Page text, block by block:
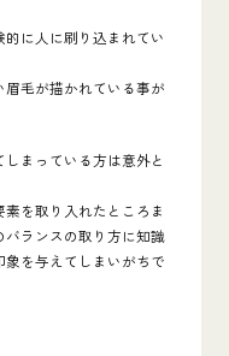
に人に刷り込まれてい
毛が描かれている事が
まっている方は意外と
を取り入れたところま
ランスの取り方に知識
を与えてしまいがちで